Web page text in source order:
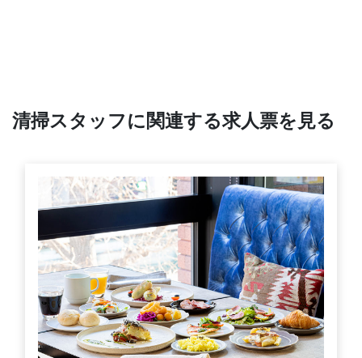
清掃スタッフに関連する求人票を見る